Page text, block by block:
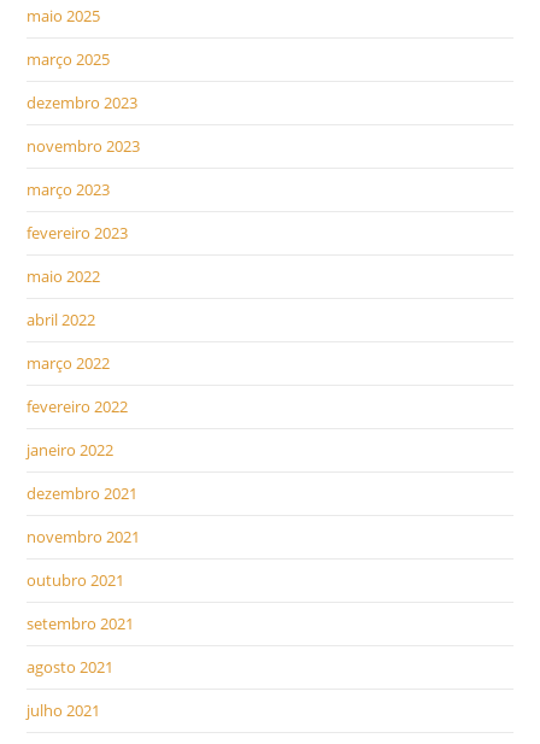
maio 2025
março 2025
dezembro 2023
novembro 2023
março 2023
fevereiro 2023
maio 2022
abril 2022
março 2022
fevereiro 2022
janeiro 2022
dezembro 2021
novembro 2021
outubro 2021
setembro 2021
agosto 2021
julho 2021